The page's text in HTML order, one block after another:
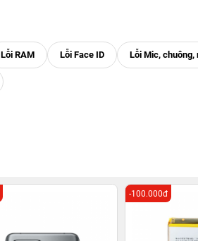
-100.000đ